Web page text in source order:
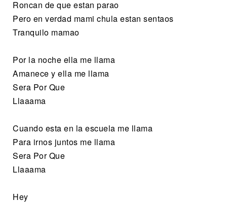
Roncan de que estan parao
Pero en verdad mami chula estan sentaos
Tranquilo mamao
Por la noche ella me llama
Amanece y ella me llama
Sera Por Que
Llaaama
Cuando esta en la escuela me llama
Para irnos juntos me llama
Sera Por Que
Llaaama
Hey